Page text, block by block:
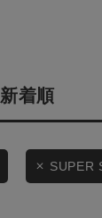
スタイ
WEB
新着順
SUPER